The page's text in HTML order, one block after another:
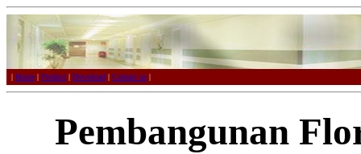
| Home | Product | Download | Contact us |
Pembangunan